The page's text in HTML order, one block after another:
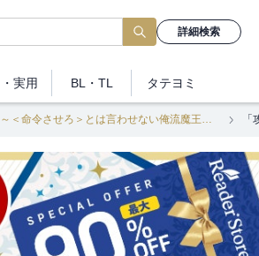
詳細検索
・実用 BL・TL タテヨミ
「攻略本」を駆使する最強の魔法使い ～＜命令させろ＞とは言わせない俺流魔王討伐最善ルート～